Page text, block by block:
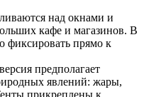
над окнами и
кафе и магазинов. В
фиксировать прямо к
предполагает
явлений: жары,
прикреплены к